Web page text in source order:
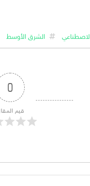
الشرق الأوسط
0
قيم المقال